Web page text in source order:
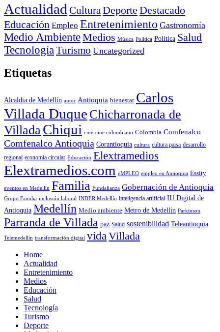
Actualidad CulturaDeporte Destacado
Educación Empleo Entretenimiento Gastronomía
Medio AmbienteMedios Música Politica Política Salud
Tecnología Turismo Uncategorized
Etiquetas
Alcaldia de Medellín amor Antioquia bienestar Carlos
Villada Duque Chicharronada de
Villada Chiqui cine cine colombiano Colombia Comfenalco
Comfenalco Antioquia Corantioquia cultura cultura paisa desarrollo
regional economía circular Educación Elextramedios
Elextramedios.com eMPLEO empleo en Antioquia Essity
eventos en Medellín Familia Fundalianza Gobernación de Antioquia
Grupo Familia inclusión laboral INDER Medellín inteligencia artificial IU Digital de
Antioquia Medellín Medio ambiente Metro de Medellín Parkinson
Parranda de Villada paz Salud sostenibilidad Teleantioquia
Telemedellín transformación digital vida Villada
Home
Actualidad
Entretenimiento
Medios
Educación
Salud
Tecnología
Turismo
Deporte